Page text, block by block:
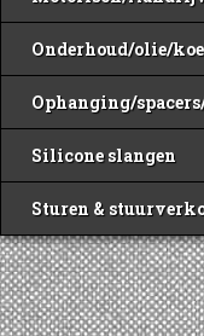
Onderhoud/olie/
Ophanging/
Silicone slangen
Sturen &